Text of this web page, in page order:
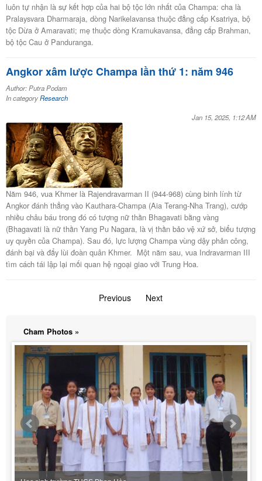
luôn tự nhận là sự kết hợp của hai bộ tộc lớn nhất của Champa: cha là
Pralaysvara Dharmaraja, dòng Narikelavansa thuộc đẳng cấp Ksatriya, bộ
tộc Dừa ở Amaravati; mẹ thuộc dòng Kramukavansa, đẳng cấp Brahman,
bộ tộc Cau ở Panduranga.
Angkor xâm lược Champa lần thứ 1: năm 946
Author: Putra Podam
In categoryResearch
Jan 15, 2025, 1:12 AM
Năm 946, vua Khmer là Rajendravarman II (944-968) cùng binh lính từ
Angkor đánh thẳng vào Kauthara-Champa (Aia Terang-Nha Trang), cướp
nhiều châu báu trong đó có tượng nữ thần Bhagavati bằng vàng
(Bhagavati là nữ thần Yang Pu Nagara, là vị thần bảo vệ xứ sở, biểu tượng
uy quyền của Champa). Sau đó, lực lượng Champa vùng dậy phản công,
đánh bại và đẩy lùi đoàn quân Khmer. Một năm sau, vua Indravarman III
tìm cách tái lập lại mối quan hệ ngoại giao với Trung Hoa.
Previous pageNext
Cham Photos »